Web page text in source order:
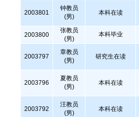
2003801
钟教员
(男)
本科在读
2003800
张教员
(男)
本科毕业
2003797
章教员
(男)
研究生在读
2003796
夏教员
(男)
本科在读
2003792
汪教员
(男)
本科在读